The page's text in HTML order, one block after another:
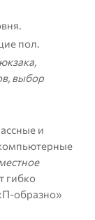
пол.
выбор
и
гибко
образно»